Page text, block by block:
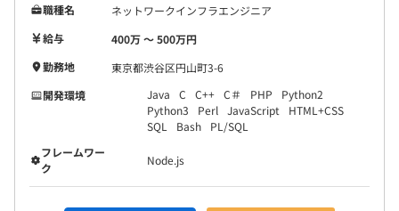
職種名
ネットワークインフラエンジニア
給与
400万 〜 500万円
勤務地
東京都渋谷区円山町3-6
開発環境
Java C C++ C＃ PHP
Python2
Python3
Perl JavaScript
HTML+CSS
SQL
Bash
PL/SQL
フレームワー
ク
Node.js